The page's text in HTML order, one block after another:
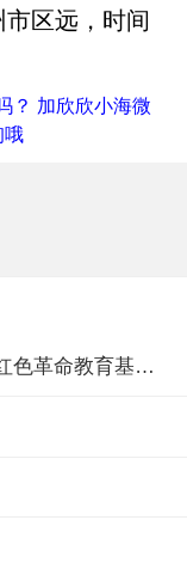
区远，时间
？ 加欣欣小海微
哦
梧州有什么红色革命地点，2021梧州红色革命教育基地大全